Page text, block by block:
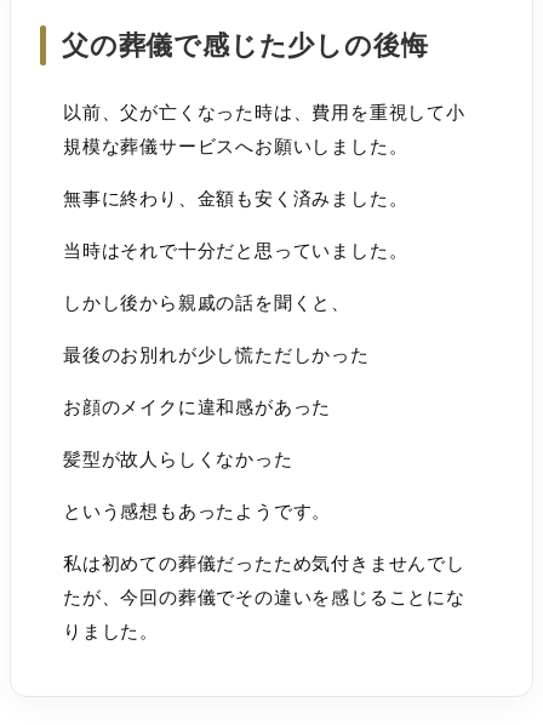
父の葬儀で感じた少しの後悔
以前、父が亡くなった時は、費用を重視して小
規模な葬儀サービスへお願いしました。
無事に終わり、金額も安く済みました。
当時はそれで十分だと思っていました。
しかし後から親戚の話を聞くと、
最後のお別れが少し慌ただしかった
お顔のメイクに違和感があった
髪型が故人らしくなかった
という感想もあったようです。
私は初めての葬儀だったため気付きませんでし
たが、今回の葬儀でその違いを感じることにな
りました。